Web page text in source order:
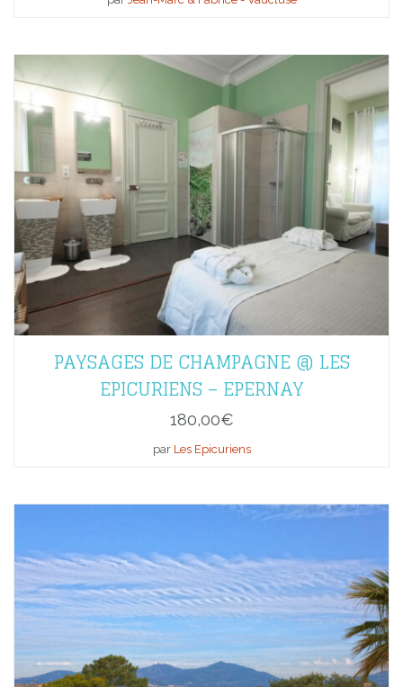
PAYSAGES DE CHAMPAGNE @ LES
EPICURIENS – EPERNAY
180,00€
par Les Epicuriens